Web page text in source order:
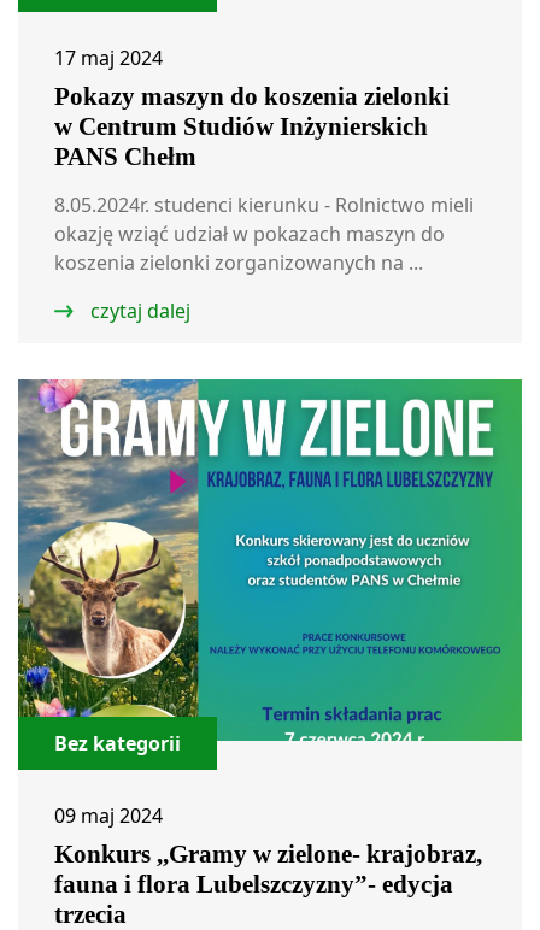
17 maj 2024
Pokazy maszyn do koszenia zielonki
w Centrum Studiów Inżynierskich
PANS Chełm
8.05.2024r. studenci kierunku - Rolnictwo mieli
okazję wziąć udział w pokazach maszyn do
koszenia zielonki zorganizowanych na ...
czytaj dalej
Bez kategorii
09 maj 2024
Konkurs ,,Gramy w zielone- krajobraz,
fauna i flora Lubelszczyzny”- edycja
trzecia